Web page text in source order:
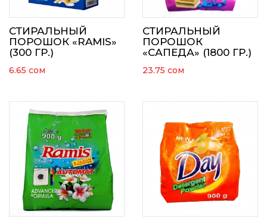
СТИРАЛЬНЫЙ
ПОРОШОК «RAMIS»
(300 ГР.)
6.65 сом
СТИРАЛЬНЫЙ
ПОРОШОК
«САПЕДА» (1800 ГР.)
23.75 сом